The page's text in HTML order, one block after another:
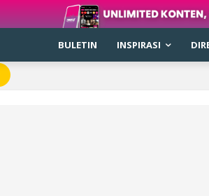
BULETIN INSPIRASI